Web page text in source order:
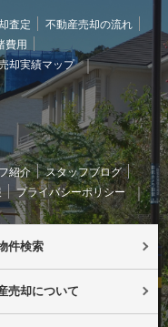
査定
不動産売却の流れ
費用
却実績マップ
紹介
スタッフブログ
プライバシーポリシー
件検索
売却について